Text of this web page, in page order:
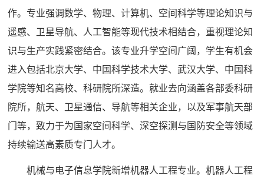
作。专业强调数学、物理、计算机、空间科学等理论知识与
遥感、卫星导航、人工智能等现代技术相结合，重视理论知
识与生产实践紧密结合。该专业升学空间广阔，学生有机会
进入包括北京大学、中国科学技术大学、武汉大学、中国科
学院等知名高校、科研院所深造。就业去向涵盖各部委科研
院所，航天、卫星通信、导航等相关企业，以及军事航天部
门等，致力于为国家空间科学、深空探测与国防安全等领域
持续输送高素质专门人才。
机械与电子信息学院新增机器人工程专业。机器人工程